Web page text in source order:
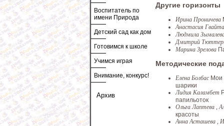
Воспитатель по
имени Природа
Детский сад как дом
Готовимся к школе
Учимся играя
Внимание, конкурс!
Архив
Другие горизонты
Ирина Проничева
Анастасия
Людмила
Дмитрий
Марина Зрелова
Методические
Елена Болбас Мои
шарики
Лидия Каламбет
папильоток
Ольга Лаптева ,
красоты
Анна Асташева ,